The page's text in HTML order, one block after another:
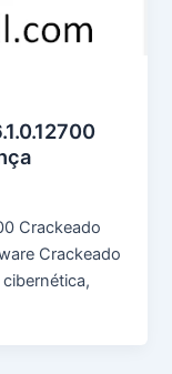
Crackeado
Crackeado